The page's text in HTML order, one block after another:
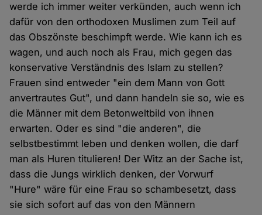
werde ich immer weiter verkünden, auch wenn ich
dafür von den orthodoxen Muslimen zum Teil auf
das Obszönste beschimpft werde. Wie kann ich es
wagen, und auch noch als Frau, mich gegen das
konservative Verständnis des Islam zu stellen?
Frauen sind entweder "ein dem Mann von Gott
anvertrautes Gut", und dann handeln sie so, wie es
die Männer mit dem Betonweltbild von ihnen
erwarten. Oder es sind "die anderen", die
selbstbestimmt leben und denken wollen, die darf
man als Huren titulieren! Der Witz an der Sache ist,
dass die Jungs wirklich denken, der Vorwurf
"Hure" wäre für eine Frau so schambesetzt, dass
sie sich sofort auf das von den Männern